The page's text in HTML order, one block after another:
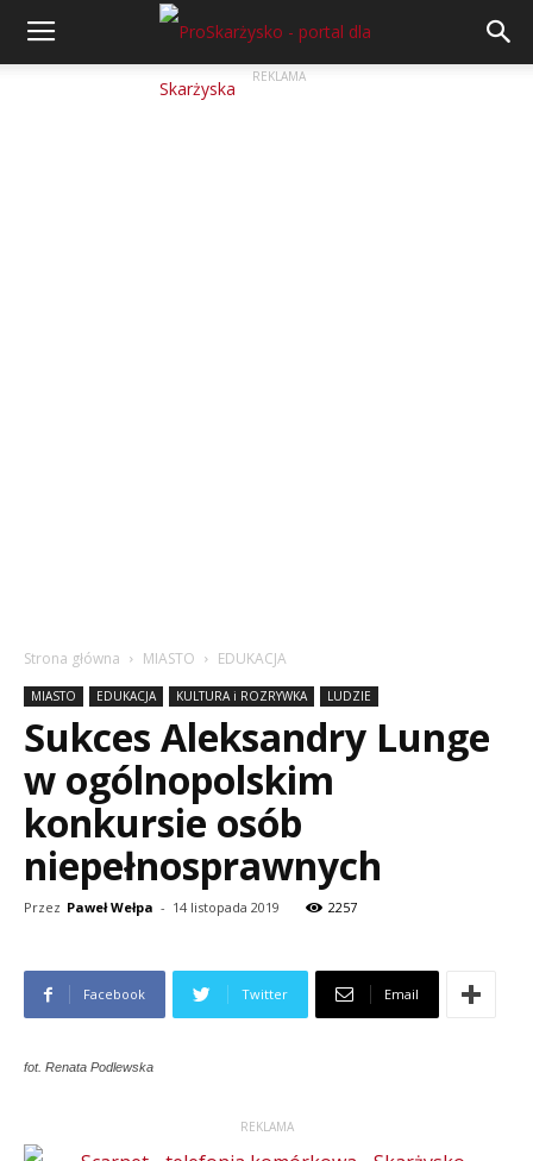
REKLAMA
Strona główna MIASTO EDUKACJA
MIASTO EDUKACJA KULTURA i ROZRYWKA LUDZIE
Sukces Aleksandry Lunge
w ogólnopolskim
konkursie osób
niepełnosprawnych
Przez Paweł Wełpa - 14 listopada 2019 2257
Facebook Twitter Email
fot. Renata Podlewska
REKLAMA